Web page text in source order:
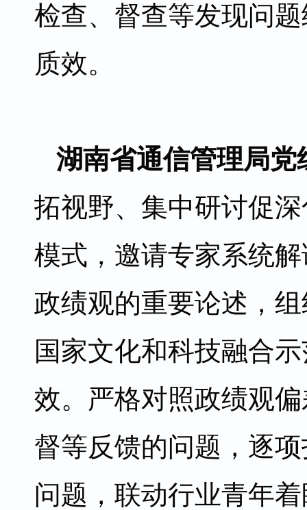
检查、督查等发现问
质效。
湖南省通信管理局党
拓视野、集中研讨促
模式，邀请专家系统
政绩观的重要论述，
国家文化和科技融合
效。严格对照政绩观
督等反馈的问题，逐
问题，联动行业青年